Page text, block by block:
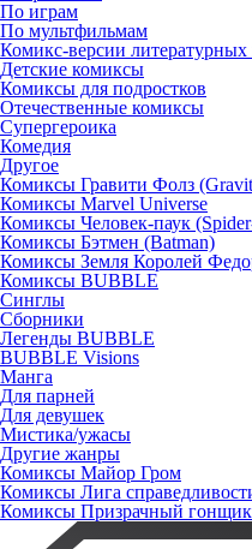
По играм
По мультфильмам
Комикс-версии литературных
Детские комиксы
Комиксы для подростков
Отечественные комиксы
Супергероика
Комедия
Другое
Комиксы Гравити Фолз
Комиксы Marvel Universe
Комиксы Человек-паук
Комиксы Бэтмен (Batman)
Комиксы Земля Королей
Комиксы BUBBLE
Синглы
Сборники
Легенды BUBBLE
BUBBLE Visions
Манга
Для парней
Для девушек
Мистика/ужасы
Другие жанры
Комиксы Майор Гром
Комиксы Лига
Комиксы Призрачный гонщик